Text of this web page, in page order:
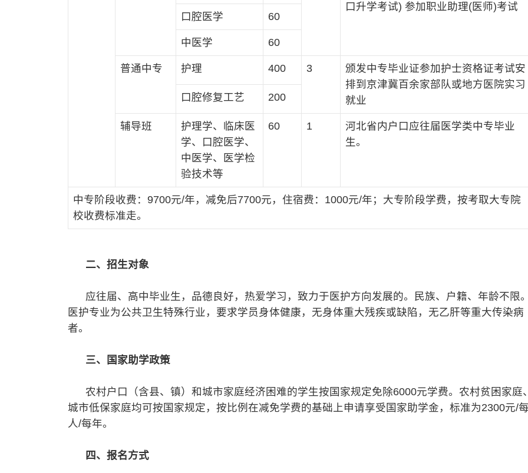
口升学考试) 参加职业助理(医师)考试
口腔医学
60
中医学 60
普通中专 护理 400 3
颁发中专毕业证参加护士资格证考试安
排到京津冀百余家部队或地方医院实习
就业
口腔修复工艺 200
辅导班
护理学、临床医
学、口腔医学、
中医学、医学检
验技术等
60 1
河北省内户口应往届医学类中专毕业
生。
中专阶段收费：9700元/年，减免后7700元，住宿费：1000元/年；大专阶段学费，按考取大专院
校收费标准走。
二、招生对象
应往届、高中毕业生，品德良好，热爱学习，致力于医护方向发展的。民族、户籍、年龄不限。
医护专业为公共卫生特殊行业，要求学员身体健康，无身体重大残疾或缺陷，无乙肝等重大传染病
者。
三、国家助学政策
农村户口（含县、镇）和城市家庭经济困难的学生按国家规定免除6000元学费。农村贫困家庭、
城市低保家庭均可按国家规定，按比例在减免学费的基础上申请享受国家助学金，标准为2300元/每
人/每年。
四、报名方式